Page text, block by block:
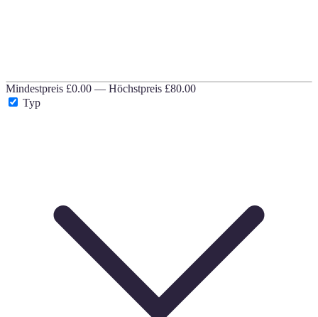
Mindestpreis £0.00 — Höchstpreis £80.00
Typ